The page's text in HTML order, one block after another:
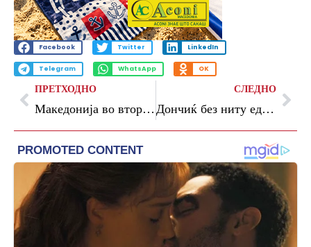
Facebook Twitter LinkedIn
Telegram WhatsApp OK
ПРЕТХОДНО
Македонија во вториот шешир за Мундијалот во Германија
СЛЕДНО
Дончиќ без ниту еден глас за првото место во МВП трката